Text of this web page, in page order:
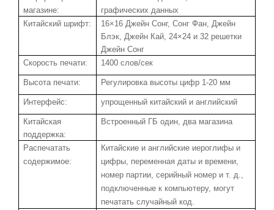
магазине:
графических данных
Китайский шрифт:
16×16 Джейн Сонг, Сонг Фан, Джейн
Блэк, Джейн Кай, 24×24 и 32 решетки
Джейн Сонг
Скорость печати:
1400 слов/сек
Высота печати: Регулировка высоты цифр 1-20 мм
Интерфейс: упрощенный китайский и английский
Китайская
поддержка:
Встроенный ГБ один, два магазина
Распечатать
содержимое:
Китайские и английские иероглифы и
цифры, переменная даты и времени,
номер партии, серийный номер и т. д.,
подключенные к компьютеру, могут
печатать случайный код.